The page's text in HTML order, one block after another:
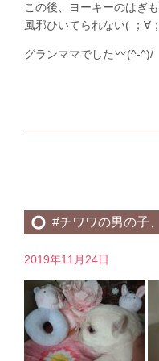
この後、ヨーキーのはぎも
風邪ひいてられない( ；∀
グランママでした (^-^)/
#チワワの男の子
2019年11月24日